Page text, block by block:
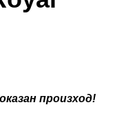
произход!